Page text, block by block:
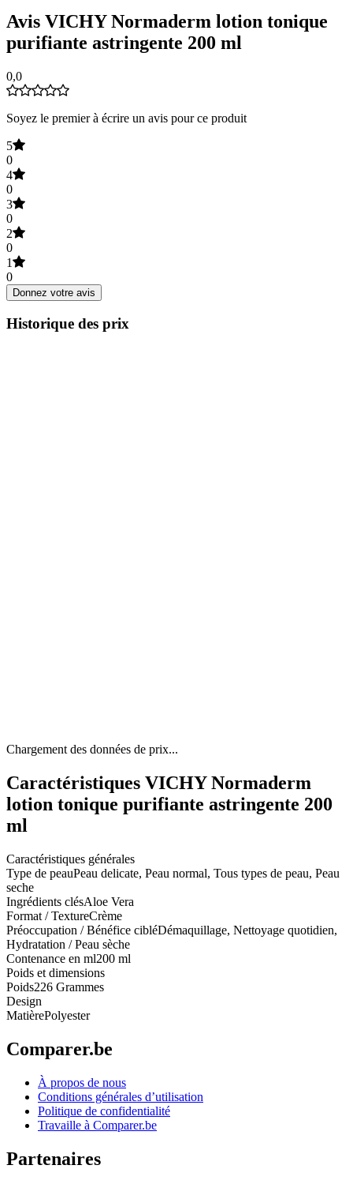
Avis VICHY Normaderm lotion tonique
purifiante astringente 200 ml
0,0
Soyez le premier à écrire un avis pour ce produit
5
0
4
0
3
0
2
0
1
0
Donnez votre avis
Historique des prix
Chargement des données de prix...
Caractéristiques VICHY Normaderm
lotion tonique purifiante astringente 200
ml
Caractéristiques générales
Type de peauPeau delicate, Peau normal, Tous types de peau, Peau
seche
Ingrédients clésAloe Vera
Format / TextureCrème
Préoccupation / Bénéfice cibléDémaquillage, Nettoyage quotidien,
Hydratation / Peau sèche
Contenance en ml200 ml
Poids et dimensions
Poids226 Grammes
Design
MatièrePolyester
Comparer.be
À propos de nous
Conditions générales d’utilisation
Politique de confidentialité
Travaille à Comparer.be
Partenaires